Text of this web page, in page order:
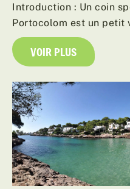
Introduction : Un coin
Portocolom est un
VOIR PLUS